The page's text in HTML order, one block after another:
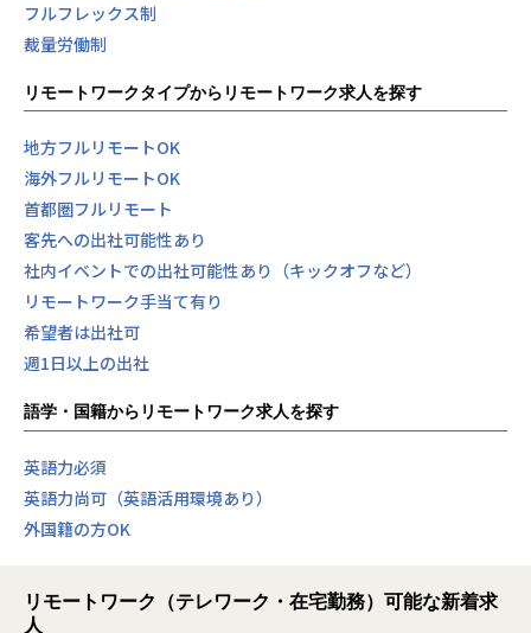
フルフレックス制
裁量労働制
リモートワークタイプからリモートワーク求人を探す
地方フルリモートOK
海外フルリモートOK
首都圏フルリモート
客先への出社可能性あり
社内イベントでの出社可能性あり（キックオフなど）
リモートワーク手当て有り
希望者は出社可
週1日以上の出社
語学・国籍からリモートワーク求人を探す
英語力必須
英語力尚可（英語活用環境あり）
外国籍の方OK
リモートワーク（テレワーク・在宅勤務）可能な新着求
人